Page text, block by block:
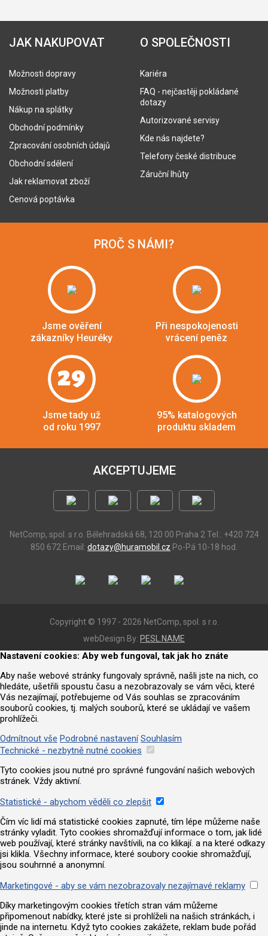
JAK NAKUPOVAT
Možnosti dopravy
Možnosti platby
Nákup na splátky
Obchodní podmínky
Zpracování osobních údajů
Obchodní sdělení
Jak reklamovat zboží
Cenová poptávka
O SPOLEČNOSTI
Kariéra
FAQ - nejčastěji pokládané
dotazy
Autorizované servisy
Kde nás najdete?
Telefony české distribuce
Záruční lhůty
PROČ S NÁMI?
Jsme ověření
zákazníky Heuréky
Při nespokojenosti
vrácení peněz
29
Jsme tady už
od roku 1997
95% katalogových
produktu skladem
AKCEPTUJEME
NetComp, spol. s r.o. Bělehradská 68, 120 00 Praha 2 Tel.: +420 724
850 672 Email: dotazy@huramobil.cz Po-Pá 10-18 hod.
Copyright © 1997 - 2026 NetComp, spol. s r.o.
webDesign By: PESL.NAME
Nastavení cookies: Aby web fungoval, tak jak ho znáte
Aby naše webové stránky fungovaly správně, našli jste na nich, co
hledáte, ušetřili spoustu času a nezobrazovaly se vám věci, které
Vás nezajímají, potřebujeme od Vás souhlas se zpracováním
souborů cookies, tj. malých souborů, které se ukládají ve vašem
prohlížeči.
Odmítnout vše Podrobné nastavení Souhlasím
Technické - nezbytně nutné cookies
Tyto cookies jsou nutné pro správné fungování našich webových
stránek. Vždy aktivní.
Statistické - abychom věděli co zlepšit
Čím víc lidí má statistické cookies zapnuté, tím lépe můžeme naše
stránky vyladit. Tyto cookies shromažďují informace o tom, jak lidé
web používají, které stránky navštívili, na co klikají. a na které odkazy
jsi klikla. Všechny informace, které soubory cookie shromažďují,
jsou souhrnné a anonymní.
Marketingové - aby se vám nezobrazovaly nezajímavé reklamy
Díky marketingovým cookies třetích stran vám můžeme
připomenout nabídky, které jste si prohlíželi na našich stránkách, i
jinde na internetu. Když tyto cookies zakážete, reklam bude pořád